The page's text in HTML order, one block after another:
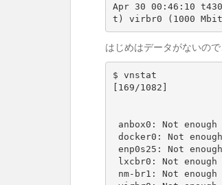
Apr 30 00:46:10
t) virbr0 (1000
はじめはデータがないの
$ vnstat
[169/1082]